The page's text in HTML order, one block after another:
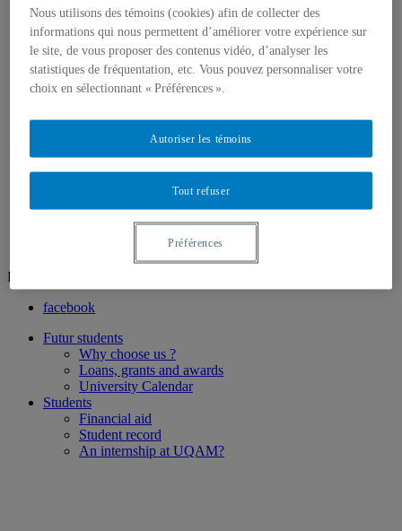
Key Request (Form)
Support staff
The Library
Teaching staff
Teachers
Associate professors
Emeritus Professor
Unités de recherche
Prizes and distinctions
Follow us
facebook
Futur students
Why choose us ?
Loans, grants and awards
University Calendar
Students
Financial aid
Student record
An internship at UQAM?
Nous utilisons des témoins (cookies) afin de collecter des
informations qui nous permettent d’améliorer votre expérience sur
le site, de vous proposer des contenus vidéo, d’analyser les
statistiques de fréquentation, etc. Vous pouvez personnaliser votre
choix en sélectionnant « Préférences ».
Tout refuser
Autoriser les témoins
Préférences